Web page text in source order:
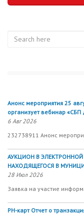
Анонс мероприятия 25
организует вебинар «СБП
6 Авг 2026
232738911 Анонс
АУКЦИОН В
НАХОДЯЩЕГОСЯ В
28 Июл 2026
Заявка на участие
РН-карт Отчет о